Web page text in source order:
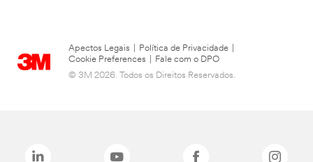
Apectos Legais Política de Privacidade
Cookie Preferences
Fale com o DPO
© 3M 2026. Todos os Direitos Reservados.